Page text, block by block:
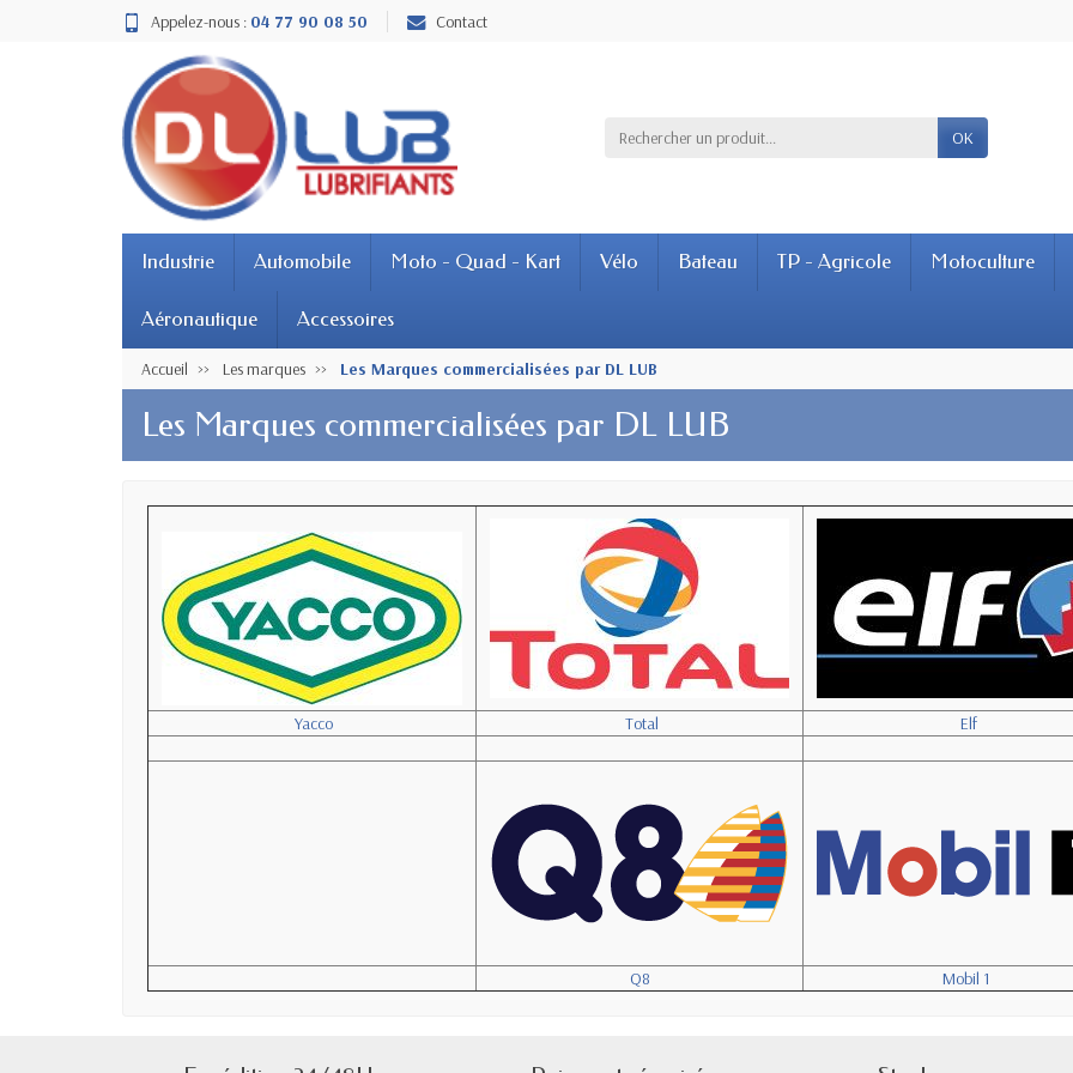
Appelez-nous : 04 77 90 08 50 Contact
OK
Industrie Automobile Moto - Quad - Kart Vélo Bateau TP - Agricole Motoculture
Aéronautique Accessoires
Accueil Les marques Les Marques commercialisées par DL LUB
Les Marques commercialisées par DL LUB
Yacco Total Elf
Q8 Mobil 1